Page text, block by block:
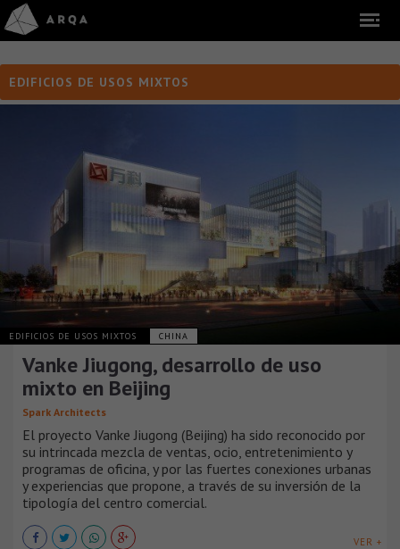
EDIFICIOS DE USOS MIXTOS
EDIFICIOS DE USOS MIXTOS CHINA
Vanke Jiugong, desarrollo de uso
mixto en Beijing
Spark Architects
El proyecto Vanke Jiugong (Beijing) ha sido reconocido por
su intrincada mezcla de ventas, ocio, entretenimiento y
programas de oficina, y por las fuertes conexiones urbanas
y experiencias que propone, a través de su inversión de la
tipología del centro comercial.
VER +